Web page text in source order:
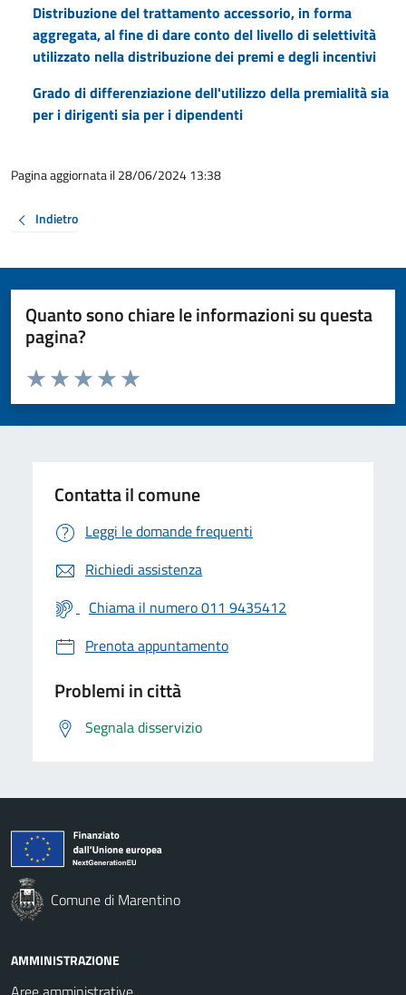
Distribuzione del trattamento accessorio, in forma
aggregata, al fine di dare conto del livello di selettività
utilizzato nella distribuzione dei premi e degli incentivi
Grado di differenziazione dell'utilizzo della premialità sia
per i dirigenti sia per i dipendenti
Pagina aggiornata il 28/06/2024 13:38
Indietro
Quanto sono chiare le informazioni su questa
pagina?
Valuta da 1 a 5 stelle la pagina
Valuta 5 stelle su 5
Valuta 4 stelle su 5
Valuta 3 stelle su 5
Valuta 2 stelle su 5
Valuta 1 stelle su 5
Contatta il comune
Leggi le domande frequenti
Richiedi assistenza
Chiama il numero 011 9435412
Prenota appuntamento
Problemi in città
Segnala disservizio
Comune di Marentino
AMMINISTRAZIONE